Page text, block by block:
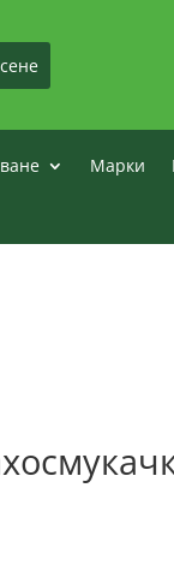
Марки